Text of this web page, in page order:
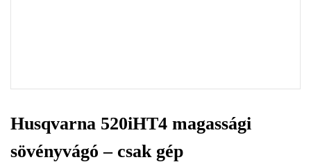
Husqvarna 520iHT4 magassági
sövényvágó – csak gép